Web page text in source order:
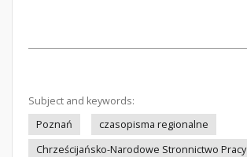
Subject and keywords:
Poznań
czasopisma regionalne
Chrześcijańsko-Narodowe Stronnictwo Pracy